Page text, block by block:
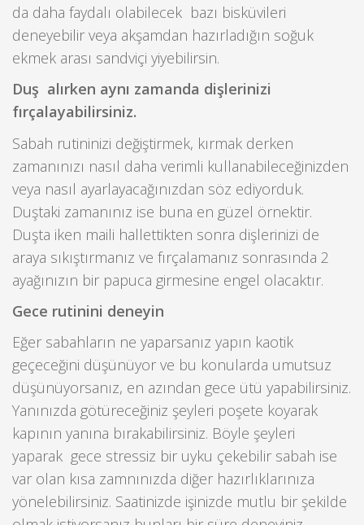
da daha faydalı olabilecek bazı bisküvileri
deneyebilir veya akşamdan hazırladığın soğuk
ekmek arası sandviçi yiyebilirsin.
Duş alırken aynı zamanda dişlerinizi
fırçalayabilirsiniz.
Sabah rutininizi değiştirmek, kırmak derken
zamanınızı nasıl daha verimli kullanabileceğinizden
veya nasıl ayarlayacağınızdan söz ediyorduk.
Duştaki zamanınız ise buna en güzel örnektir.
Duşta iken maili hallettikten sonra dişlerinizi de
araya sıkıştırmanız ve fırçalamanız sonrasında 2
ayağınızın bir papuca girmesine engel olacaktır.
Gece rutinini deneyin
Eğer sabahların ne yaparsanız yapın kaotik
geçeceğini düşünüyor ve bu konularda umutsuz
düşünüyorsanız, en azından gece ütü yapabilirsiniz.
Yanınızda götüreceğiniz şeyleri poşete koyarak
kapının yanına bırakabilirsiniz. Böyle şeyleri
yaparak gece stressiz bir uyku çekebilir sabah ise
var olan kısa zamnınızda diğer hazırlıklarınıza
yönelebilirsiniz. Saatinizde işinizde mutlu bir şekilde